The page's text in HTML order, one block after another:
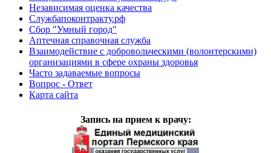
Независимая оценка качества
Службапоконтракту.рф
Сбор "Умный город"
Аптечная справочная служба
Взаимодействие с добровольческими (волонтерскими)
организациями в сфере охраны здоровья
Часто задаваемые вопросы
Вопрос - Ответ
Карта сайта
Запись на прием к врачу: